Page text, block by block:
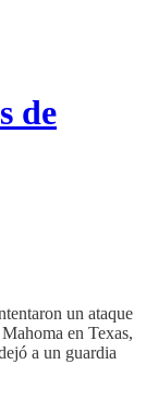
de
un ataque
en Texas,
a un guardia